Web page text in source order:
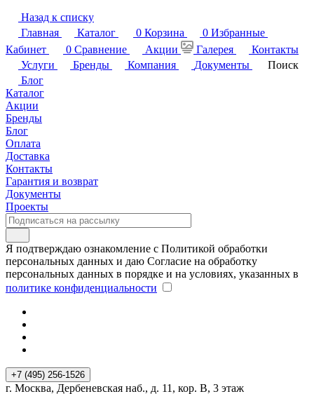
Назад к списку
Главная
Каталог 0 Корзина 0 Избранные
Кабинет
0 Сравнение Акции Галерея
Контакты
Услуги
Бренды Компания Документы
Поиск
Блог
Каталог
Акции
Бренды
Блог
Оплата
Доставка
Контакты
Гарантия и возврат
Документы
Проекты
Я подтверждаю ознакомление с Политикой обработки
персональных данных и даю Согласие на обработку
персональных данных в порядке и на условиях, указанных в
политике конфиденциальности
+7 (495) 256-1526
г. Москва, Дербеневская наб., д. 11, кор. В, 3 этаж